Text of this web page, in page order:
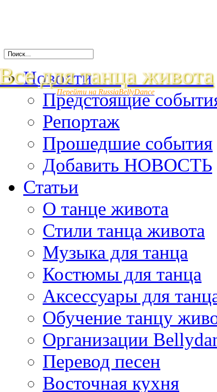
для танца живота
Перейти на RussiaBellyDance
Новости
Предстоящие
Репортаж
Прошедшие события
Добавить НОВОСТЬ
Статьи
О танце живота
Стили танца живота
Музыка для танца
Костюмы для танца
Аксессуары для
Обучение танцу
Организации
Перевод песен
Восточная кухня